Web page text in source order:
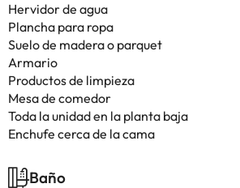
Hervidor de agua
Plancha para ropa
Suelo de madera o parquet
Armario
Productos de limpieza
Mesa de comedor
Toda la unidad en la planta baja
Enchufe cerca de la cama
Baño